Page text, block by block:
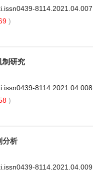
8114.2021.04.007
)
制研究
8114.2021.04.008
)
分析
8114.2021.04.009